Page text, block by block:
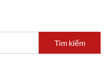
Tìm kiếm